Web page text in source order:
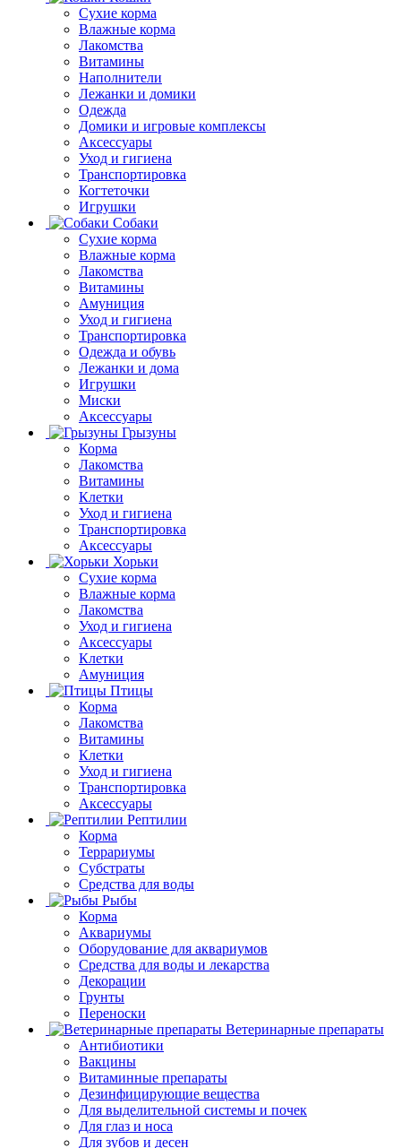
Сухие корма
Влажные корма
Лакомства
Витамины
Наполнители
Лежанки и домики
Одежда
Домики и игровые комплексы
Аксессуары
Уход и гигиена
Транспортировка
Когтеточки
Игрушки
Собаки
Сухие корма
Влажные корма
Лакомства
Витамины
Амуниция
Уход и гигиена
Транспортировка
Одежда и обувь
Лежанки и дома
Игрушки
Миски
Аксессуары
Грызуны
Корма
Лакомства
Витамины
Клетки
Уход и гигиена
Транспортировка
Аксессуары
Хорьки
Сухие корма
Влажные корма
Лакомства
Уход и гигиена
Аксессуары
Клетки
Амуниция
Птицы
Корма
Лакомства
Витамины
Клетки
Уход и гигиена
Транспортировка
Аксессуары
Рептилии
Корма
Террариумы
Субстраты
Средства для воды
Рыбы
Корма
Аквариумы
Оборудование для аквариумов
Средства для воды и лекарства
Декорации
Грунты
Переноски
Ветеринарные препараты
Антибиотики
Вакцины
Витаминные препараты
Дезинфицирующие вещества
Для выделительной системы и почек
Для глаз и носа
Для зубов и десен